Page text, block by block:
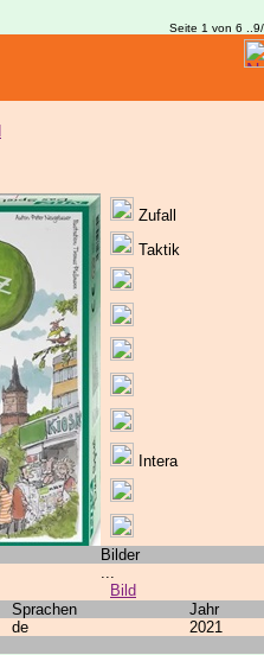
Seite 1 von 6
Zufall
Taktik
Intera
Bilder
...
Bild
Sprachen
Jahr
de
2021